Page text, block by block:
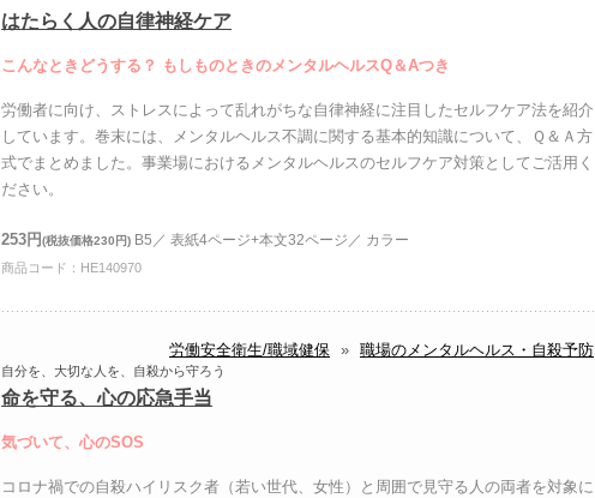
はたらく人の自律神経ケア
こんなときどうする？ もしものときのメンタルヘルスQ＆Aつき
労働者に向け、ストレスによって乱れがちな自律神経に注目したセルフケア法を紹介
しています。巻末には、メンタルヘルス不調に関する基本的知識について、Ｑ＆Ａ方
式でまとめました。事業場におけるメンタルヘルスのセルフケア対策としてご活用く
ださい。
253円(税抜価格230円) B5／ 表紙4ページ+本文32ページ／ カラー
商品コード：HE140970
労働安全衛生/職域健保 » 職場のメンタルヘルス・自殺予防
自分を、大切な人を、自殺から守ろう
命を守る、心の応急手当
気づいて、心のSOS
コロナ禍での自殺ハイリスク者（若い世代、女性）と周囲で見守る人の両者を対象に